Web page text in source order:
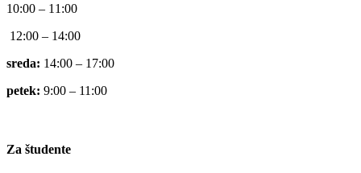
10:00 – 11:00
12:00 – 14:00
sreda: 14:00 – 17:00
petek: 9:00 – 11:00
Za študente